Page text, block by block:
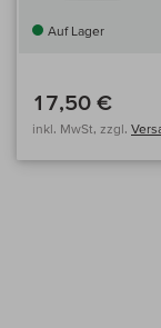
Auf Lager
17,50 €
inkl. MwSt, zzgl.